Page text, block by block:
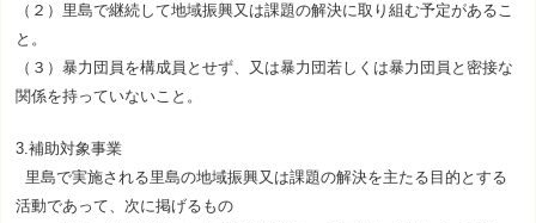
（２）里島で継続して地域振興又は課題の解決に取り組む予定があるこ
と。
（３）暴力団員を構成員とせず、又は暴力団若しくは暴力団員と密接な
関係を持っていないこと。
3.補助対象事業
里島で実施される里島の地域振興又は課題の解決を主たる目的とする
活動であって、次に掲げるもの